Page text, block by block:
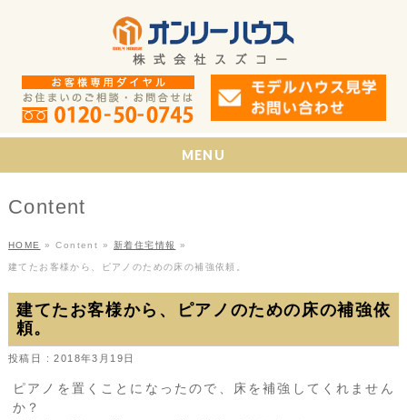
MENU
Content
HOME » Content » 新着住宅情報 »
建てたお客様から、ピアノのための床の補強依頼。
建てたお客様から、ピアノのための床の補強依
頼。
投稿日 : 2018年3月19日
ピアノを置くことになったので、床を補強してくれません
か？